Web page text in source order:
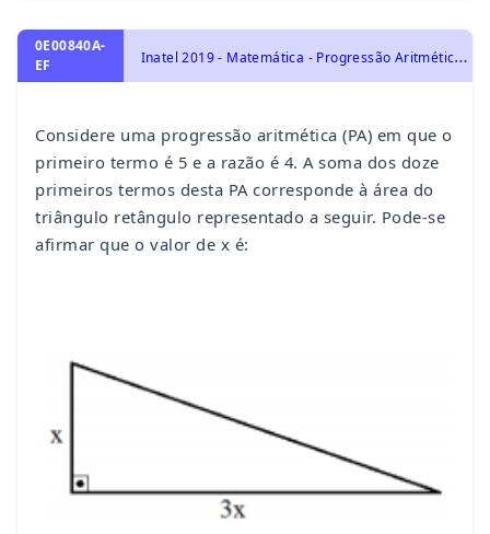
0E00840A-
EF
I
natel 2019 - Matemática - Progressão Aritmética - PA, Progressões
Considere uma progressão aritmética (PA) em que o
primeiro termo é 5 e a razão é 4. A soma dos doze
primeiros termos desta PA corresponde à área do
triângulo retângulo representado a seguir. Pode-se
afirmar que o valor de x é: